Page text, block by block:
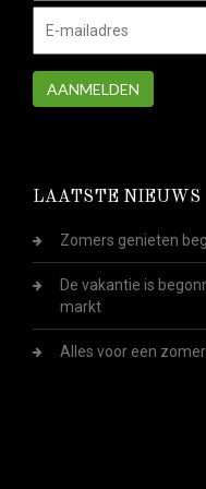
AANMELDEN
LAATSTE NIEUWS
Zomers genieten
De vakantie is
markt
Alles voor een